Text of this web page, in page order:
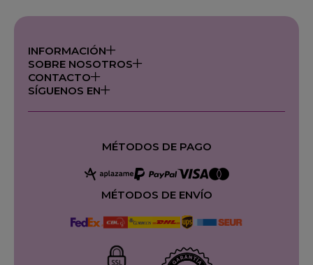
INFORMACIÓN
SOBRE NOSOTROS
CONTACTO
SÍGUENOS EN
MÉTODOS DE PAGO
MÉTODOS DE ENVÍO